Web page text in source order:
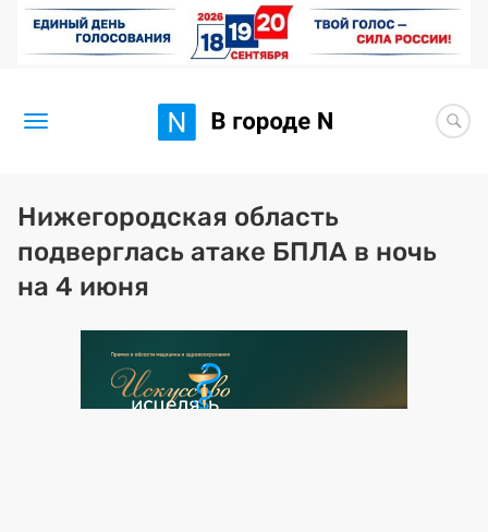
Новости
Статьи
BORЩ
Искусство исцелять
Нижегородская область
подверглась атаке БПЛА в ночь
на 4 июня